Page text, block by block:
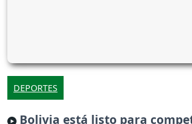
DEPORTES
Bolivia está listo para